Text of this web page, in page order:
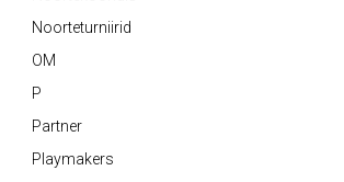
Noorteturniirid
OM
P
Partner
Playmakers